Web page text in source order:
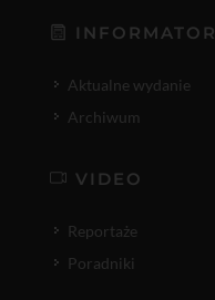
INFORMATOR
Aktualne wydanie
Archiwum
VIDEO
Reportaże
Poradniki